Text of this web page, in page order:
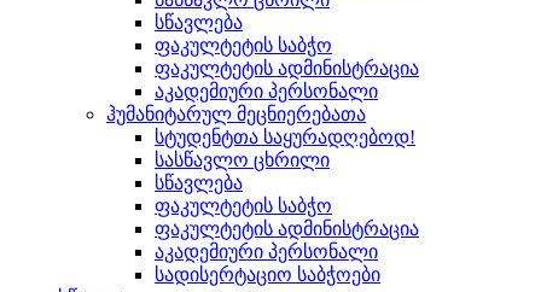
სწავლება
ფაკულტეტის საბჭო
ფაკულტეტის ადმინისტრაცია
აკადემიური პერსონალი
ჰუმანიტარულ მეცნიერებათა
სტუდენტთა საყურადღებოდ!
სასწავლო ცხრილი
სწავლება
ფაკულტეტის საბჭო
ფაკულტეტის ადმინისტრაცია
აკადემიური პერსონალი
სადისერტაციო საბჭოები